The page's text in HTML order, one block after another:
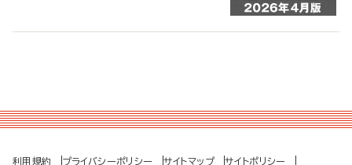
利用規約 プライバシーポリシー サイトマップ サイトポリシー